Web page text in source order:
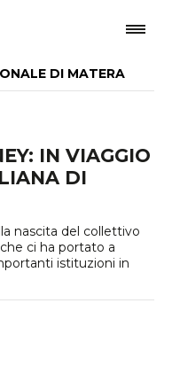
DI MATERA
IN VIAGGIO
DI
nascita del collettivo
ci ha portato a
istituzioni in